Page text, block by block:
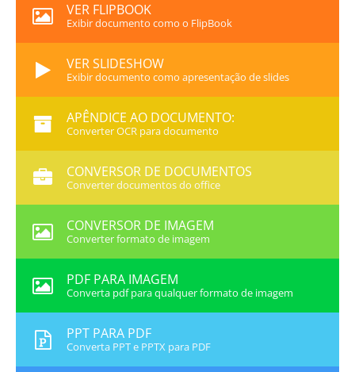
VER FLIPBOOK
Exibir documento como o FlipBook
VER SLIDESHOW
Exibir documento como apresentação de slides
APÊNDICE AO DOCUMENTO:
Converter OCR para documento
CONVERSOR DE DOCUMENTOS
Converter documentos do office
CONVERSOR DE IMAGEM
Converter formato de imagem
PDF PARA IMAGEM
Converta pdf para qualquer formato de imagem
PPT PARA PDF
Converta PPT e PPTX para PDF